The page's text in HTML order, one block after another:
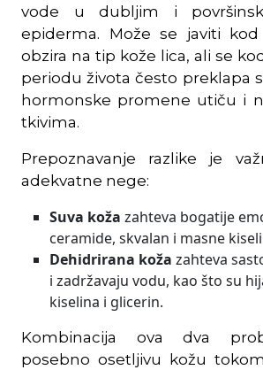
vode u dubljim i
epiderma. Može se javiti kod
obzira na tip kože lica, ali se
periodu života često preklapa
hormonske promene utiču i
tkivima.
Prepoznavanje razlike je
adekvatne nege:
Suva koža zahteva bogatije
ceramide, skvalan i masne
Dehidrirana koža zahteva
i zadržavaju vodu, kao što su
kiselina i glicerin.
Kombinacija ova dva
posebno osetljivu kožu